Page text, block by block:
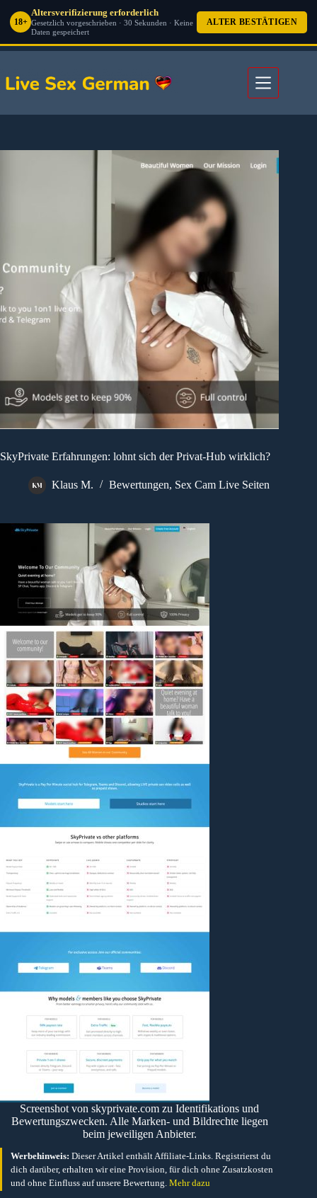
18+
Altersverifizierung erforderlich
Gesetzlich vorgeschrieben · 30 Sekunden · Keine
Daten gespeichert
ALTER BESTÄTIGEN
springen
SkyPrivate Erfahrungen: lohnt sich der Privat-Hub wirklich?
Klaus M. Bewertungen, Sex Cam Live Seiten
Screenshot von skyprivate.com zu Identifikations und
Bewertungszwecken. Alle Marken- und Bildrechte liegen
beim jeweiligen Anbieter.
Werbehinweis: Dieser Artikel enthält Affiliate-Links. Registrierst du
dich darüber, erhalten wir eine Provision, für dich ohne Zusatzkosten
und ohne Einfluss auf unsere Bewertung. Mehr dazu